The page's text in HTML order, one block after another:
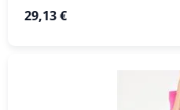
29,13 €